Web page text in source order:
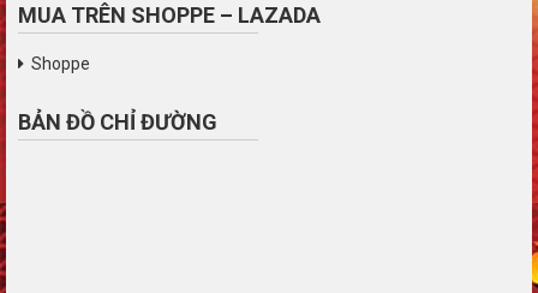
MUA TRÊN SHOPPE – LAZADA
Shoppe
BẢN ĐỒ CHỈ ĐƯỜNG